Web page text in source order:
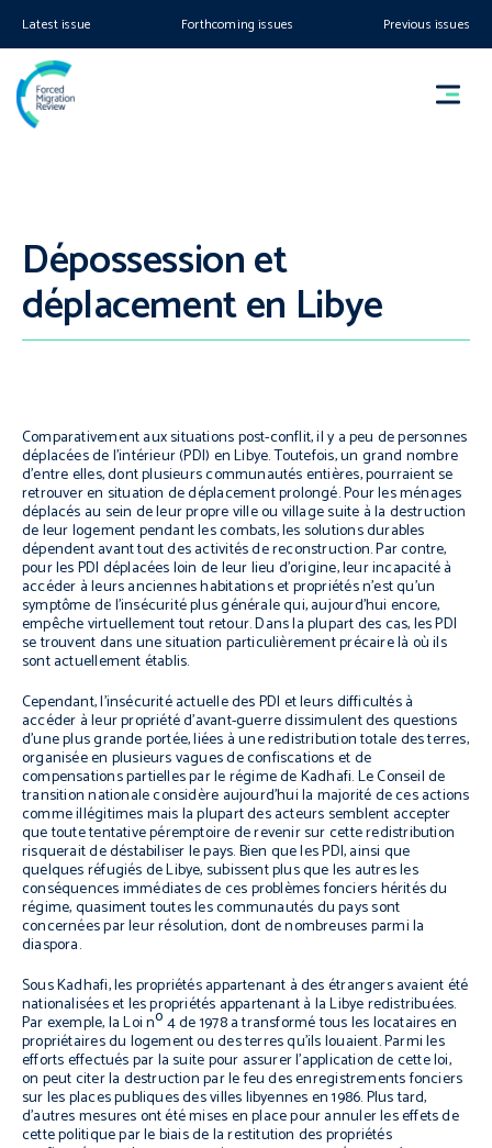
Latest issue Forthcoming issues Previous issues
Dépossession et
déplacement en Libye
Comparativement aux situations post-conflit, il y a peu de personnes
déplacées de l’intérieur (PDI) en Libye. Toutefois, un grand nombre
d’entre elles, dont plusieurs communautés entières, pourraient se
retrouver en situation de déplacement prolongé. Pour les ménages
déplacés au sein de leur propre ville ou village suite à la destruction
de leur logement pendant les combats, les solutions durables
dépendent avant tout des activités de reconstruction. Par contre,
pour les PDI déplacées loin de leur lieu d’origine, leur incapacité à
accéder à leurs anciennes habitations et propriétés n’est qu’un
symptôme de l’insécurité plus générale qui, aujourd’hui encore,
empêche virtuellement tout retour. Dans la plupart des cas, les PDI
se trouvent dans une situation particulièrement précaire là où ils
sont actuellement établis.
Cependant, l’insécurité actuelle des PDI et leurs difficultés à
accéder à leur propriété d’avant-guerre dissimulent des questions
d’une plus grande portée, liées à une redistribution totale des terres,
organisée en plusieurs vagues de confiscations et de
compensations partielles par le régime de Kadhafi. Le Conseil de
transition nationale considère aujourd’hui la majorité de ces actions
comme illégitimes mais la plupart des acteurs semblent accepter
que toute tentative péremptoire de revenir sur cette redistribution
risquerait de déstabiliser le pays. Bien que les PDI, ainsi que
quelques réfugiés de Libye, subissent plus que les autres les
conséquences immédiates de ces problèmes fonciers hérités du
régime, quasiment toutes les communautés du pays sont
concernées par leur résolution, dont de nombreuses parmi la
diaspora.
Sous Kadhafi, les propriétés appartenant à des étrangers avaient été
nationalisées et les propriétés appartenant à la Libye redistribuées.
Par exemple, la Loi no4 de 1978 a transformé tous les locataires en
propriétaires du logement ou des terres qu’ils louaient. Parmi les
efforts effectués par la suite pour assurer l’application de cette loi,
on peut citer la destruction par le feu des enregistrements fonciers
sur les places publiques des villes libyennes en 1986. Plus tard,
d’autres mesures ont été mises en place pour annuler les effets de
cette politique par le biais de la restitution des propriétés